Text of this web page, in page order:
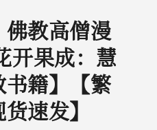
佛教高僧漫
开果成：慧
籍】【繁
速发】